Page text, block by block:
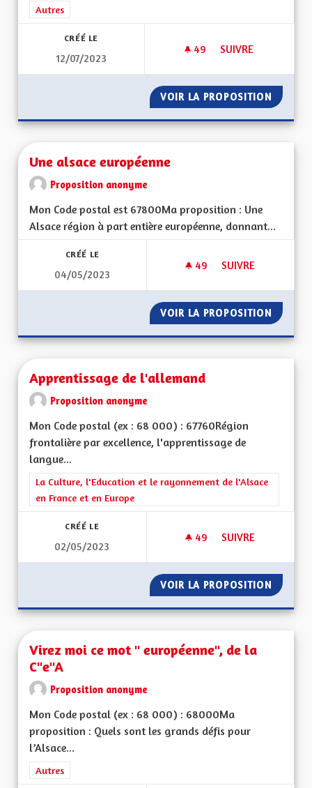
Filtrer les résultats de la catégorie : Autres
Autres
CRÉÉ LE
12/07/2023
49 49 ABONNÉS
SUIVRE
VOIR LA PROPOSITION
Une alsace européenne
Proposition anonyme
Mon Code postal est 67800Ma proposition : Une
Alsace région à part entière européenne, donnant...
CRÉÉ LE
04/05/2023
49 49 ABONNÉS
SUIVRE
VOIR LA PROPOSITION UNE
Apprentissage de l'allemand
Proposition anonyme
Mon Code postal (ex : 68 000) : 67760Région
frontalière par excellence, l'apprentissage de
langue...
Filtrer les résultats de la catégorie : La Culture, l'Education et
La Culture, l'Education et le rayonnement de l'Alsace
en France et en Europe
CRÉÉ LE
02/05/2023
49 49 ABONNÉS
SUIVRE
VOIR LA PROPOSITION
Virez moi ce mot " européenne", de la
C"e"A
Proposition anonyme
Mon Code postal (ex : 68 000) : 68000Ma
proposition : Quels sont les grands défis pour
l’Alsace...
Filtrer les résultats de la catégorie : Autres
Autres